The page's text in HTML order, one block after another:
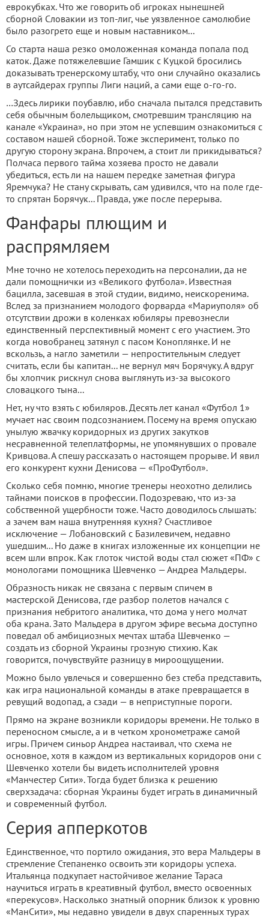
еврокубках. Что же говорить об игроках нынешней
сборной Словакии из топ-лиг, чье уязвленное самолюбие
было разогрето еще и новым наставником...
Со старта наша резко омоложенная команда попала под
каток. Даже потяжелевшие Гамшик с Куцкой бросились
доказывать тренерскому штабу, что они случайно оказались
в аутсайдерах группы Лиги наций, а сами еще о-го-го.
…Здесь лирики поубавлю, ибо сначала пытался представить
себя обычным болельщиком, смотревшим трансляцию на
канале «Украина», но при этом не успевшим ознакомиться с
составом нашей сборной. Тоже эксперимент, только по
другую сторону экрана. Впрочем, а стоит ли прикидываться?
Полчаса первого тайма хозяева просто не давали
убедиться, есть ли на нашем передке заметная фигура
Яремчука? Не стану скрывать, сам удивился, что на поле где-
то спрятан Борячук... Правда, уже после перерыва.
Фанфары плющим и
распрямляем
Мне точно не хотелось переходить на персоналии, да не
дали помощнички из «Великого футбола». Известная
бацилла, засевшая в этой студии, видимо, неискоренима.
Вслед за признанием молодого форварда «Мариуполя» об
отсутствии дрожи в коленках юбиляры превознесли
единственный перспективный момент с его участием. Это
когда новобранец затянул с пасом Коноплянке. И не
вскользь, а нагло заметили — непростительным следует
считать, если бы капитан... не вернул мяч Борячуку. А вдруг
бы хлопчик рискнул снова выглянуть из-за высокого
словацкого тына...
Нет, ну что взять с юбиляров. Десять лет канал «Футбол 1»
мучает нас своим подсознанием. Посему на время опускаю
унылую жвачку коридорных из других закутков
несравненной телеплатформы, не упомянувших о провале
Кривцова. А спешу рассказать о настоящем прорыве. И явил
его конкурент кухни Денисова — «ПроФутбол».
Сколько себя помню, многие тренеры неохотно делились
тайнами поисков в профессии. Подозреваю, что из-за
собственной ущербности тоже. Часто доводилось слышать:
а зачем вам наша внутренняя кухня? Счастливое
исключение — Лобановский с Базилевичем, недавно
ушедшим... Но даже в книгах изложенные их концепции не
всем шли впрок. Как глоток чистой воды стал сюжет «ПФ» с
монологами помощника Шевченко — Андреа Мальдеры.
Образность никак не связана с первым спичем в
мастерской Денисова, где разбор полетов начался с
признания небритого аналитика, что дома у него молчат
оба крана. Зато Мальдера в другом эфире весьма доступно
поведал об амбициозных мечтах штаба Шевченко —
создать из сборной Украины грозную стихию. Как
говорится, почувствуйте разницу в мироощущении.
Можно было увлечься и совершенно без стеба представить,
как игра национальной команды в атаке превращается в
ревущий водопад, а сзади — в неприступные пороги.
Прямо на экране возникли коридоры времени. Не только в
переносном смысле, а и в четком хронометраже самой
игры. Причем синьор Андреа настаивал, что схема не
основное, хотя в каждом из вертикальных коридоров они с
Шевченко хотели бы видеть исполнителей уровня
«Манчестер Сити». Тогда будет близка к решению
сверхзадача: сборная Украины будет играть в динамичный
и современный футбол.
Серия апперкотов
Единственное, что портило ожидания, это вера Мальдеры в
стремление Степаненко освоить эти коридоры успеха.
Итальянца подкупает настойчивое желание Тараса
научиться играть в креативный футбол, вместо освоенных
«перекусов». Насколько знатный опорник близок к уровню
«МанСити», мы недавно увидели в двух спаренных турах